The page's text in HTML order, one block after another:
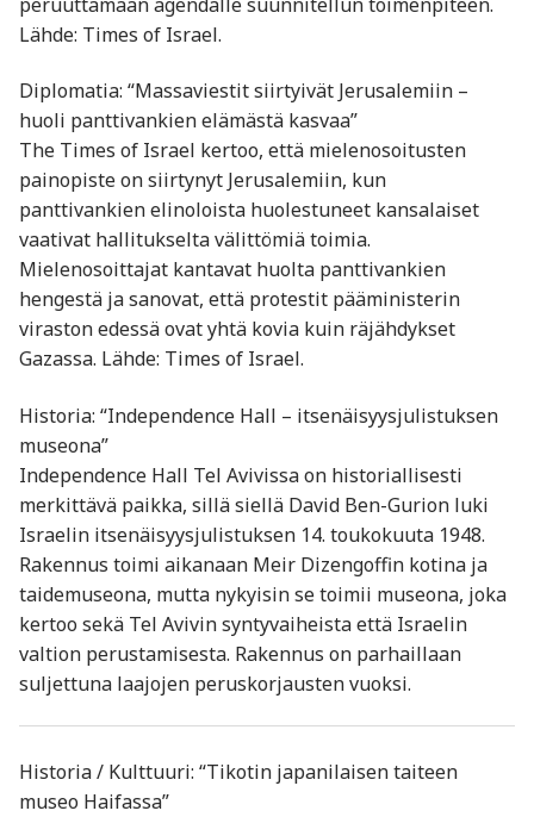
Lähde: Times of Israel.
Diplomatia: “Massaviestit siirtyivät Jerusalemiin –
huoli panttivankien elämästä kasvaa”
The Times of Israel kertoo, että mielenosoitusten
painopiste on siirtynyt Jerusalemiin, kun
panttivankien elinoloista huolestuneet kansalaiset
vaativat hallitukselta välittömiä toimia.
Mielenosoittajat kantavat huolta panttivankien
hengestä ja sanovat, että protestit pääministerin
viraston edessä ovat yhtä kovia kuin räjähdykset
Gazassa. Lähde: Times of Israel.
Historia: “Independence Hall – itsenäisyysjulistuksen
museona”
Independence Hall Tel Avivissa on historiallisesti
merkittävä paikka, sillä siellä David Ben-Gurion luki
Israelin itsenäisyysjulistuksen 14. toukokuuta 1948.
Rakennus toimi aikanaan Meir Dizengoffin kotina ja
taidemuseona, mutta nykyisin se toimii museona, joka
kertoo sekä Tel Avivin syntyvaiheista että Israelin
valtion perustamisesta. Rakennus on parhaillaan
suljettuna laajojen peruskorjausten vuoksi.
Historia / Kulttuuri: “Tikotin japanilaisen taiteen
museo Haifassa”